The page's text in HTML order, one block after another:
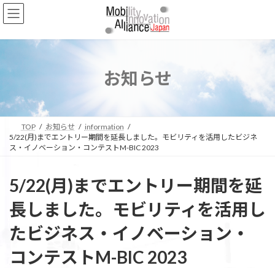
コ
ン
ン
ッ
プ
ナ
ビ
ー
移
動
お知らせ
TOP お知らせ
information
5/22(月)までエントリー期間を延長しました。モビリティを活用したビジネ
ス・イノベーション・コンテストM-BIC 2023
5/22(月)までエントリー期間を延
長しました。モビリティを活用し
たビジネス・イノベーション・
コンテストM-BIC 2023